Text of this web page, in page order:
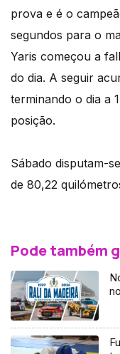
prova e é o
segundos para o
Yaris começou a
do dia. A seguir
terminando o dia a
posição.
Sábado disputam-
de 80,22
Pode também